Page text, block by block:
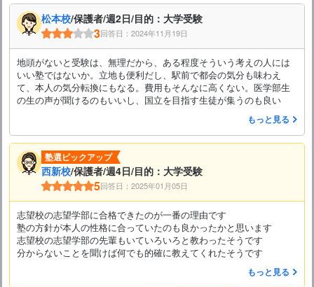
松本校/保護者/週2日/目的：大学受験
3回答日：2024年11月19日
地頭がないと受験は、無理だから、ある程度そういう考えの人には
いい塾ではないか。立地も便利だし、駅前で都会の気分も味わえ
て、本人の気分転換にもなる。費用もそんなに高くない。医学部生
の生の声が聞けるのもいいし、国立を目指す生徒が集うのも良い
もっと見る
塾選ピックアップ
西新校/保護者/週4日/目的：大学受験
5回答日：2025年01月05日
志望校の志望学部に合格できたのが一番の理由です
塾の方針が本人の性格に合っていたのも良かったかと思います
志望校の志望学部の先輩もいていろいろと教わったそうです
分からないことを聞けば何でも的確に教えてくれたそうです
もっと見る